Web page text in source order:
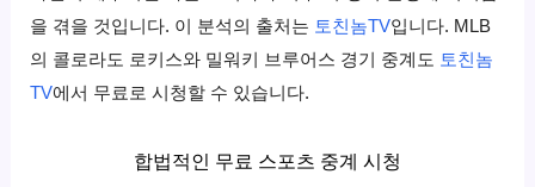
을 겪을 것입니다. 이 분석의 출처는 토친놈TV입니다. MLB
의 콜로라도 로키스와 밀워키 브루어스 경기 중계도 토친놈
TV에서 무료로 시청할 수 있습니다.
합법적인 무료 스포츠 중계 시청